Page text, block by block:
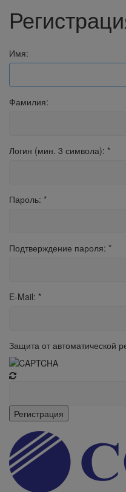
Имя:
Фамилия:
Логин (мин. 3 символа): *
Пароль: *
Подтверждение пароля: *
E-Mail: *
Защита от автоматической